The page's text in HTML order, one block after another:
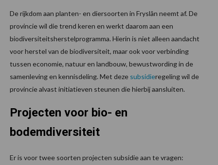
De rijkdom aan planten- en diersoorten in Fryslân neemt af. De
provincie wil die trend keren en werkt daarom aan een
biodiversiteitsherstelprogramma. Hierin is niet alleen aandacht
voor herstel van de biodiversiteit, maar ook voor verbinding
tussen economie, natuur en landbouw, bewustwording in de
samenleving en kennisdeling. Met deze subsidieregeling wil de
provincie alvast initiatieven steunen die hierbij aansluiten.
Projecten voor bio- en
bodemdiversiteit
Er is voor twee soorten projecten subsidie aan te vragen: